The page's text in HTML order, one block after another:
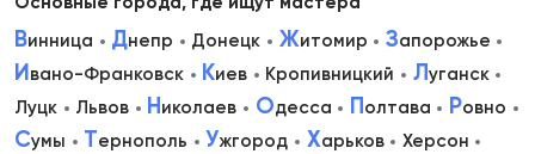
Винница Днепр Донецк Житомир Запорожье
Ивано-Франковск Киев Кропивницкий Луганск
Луцк
Львов Николаев Одесса Полтава Ровно
Сумы Тернополь Ужгород Харьков
Херсон